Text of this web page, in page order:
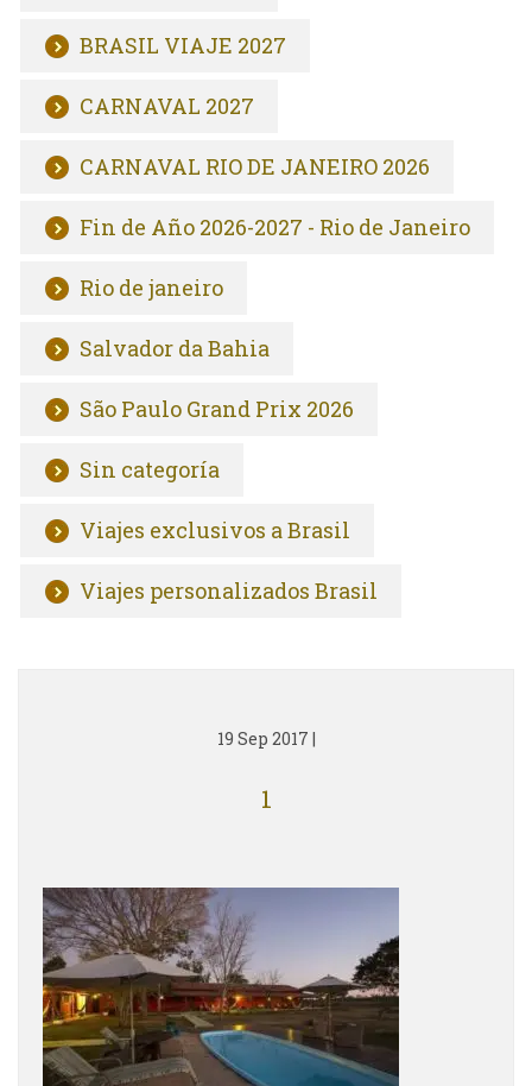
BRASIL VIAJE 2027
CARNAVAL 2027
CARNAVAL RIO DE JANEIRO 2026
Fin de Año 2026-2027 - Rio de Janeiro
Rio de janeiro
Salvador da Bahia
São Paulo Grand Prix 2026
Sin categoría
Viajes exclusivos a Brasil
Viajes personalizados Brasil
19 Sep 2017 |
1